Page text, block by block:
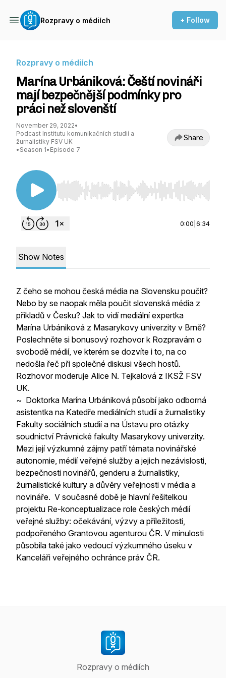
Rozpravy o médiích + Follow
Rozpravy o médiích
Marína Urbániková: Čeští novináři
mají bezpečnější podmínky pro
práci než slovenští
November 29, 2022•
Podcast Institutu komunikačních studií a
žurnalistiky FSV UK
• Season 1• Episode 7
Share
Use Left/Right to seek, Home/End to jump to
0:00 6:34
Show Notes
Z čeho se mohou česká média na Slovensku poučit?
Nebo by se naopak měla poučit slovenská média z
příkladů v Česku? Jak to vidí mediální expertka
Marína Urbániková z Masarykovy univerzity v Brně?
Poslechněte si bonusový rozhovor k Rozpravám o
svobodě médií, ve kterém se dozvíte i to, na co
nedošla řeč při společné diskusi všech hostů.
Rozhovor moderuje Alice N. Tejkalová z IKSŽ FSV
UK.
~ Doktorka Marína Urbániková působí jako odborná
asistentka na Katedře mediálních studií a žurnalistiky
Fakulty sociálních studií a na Ústavu pro otázky
soudnictví Právnické fakulty Masarykovy univerzity.
Mezi její výzkumné zájmy patří témata novinářské
autonomie, médií veřejné služby a jejich nezávislosti,
bezpečnosti novinářů, genderu a žurnalistiky,
žurnalistické kultury a důvěry veřejnosti v média a
novináře. V současné době je hlavní řešitelkou
projektu Re-konceptualizace role českých médií
veřejné služby: očekávání, výzvy a příležitosti,
podpořeného Grantovou agenturou ČR. V minulosti
působila také jako vedoucí výzkumného úseku v
Kanceláři veřejného ochránce práv ČR.
Rozpravy o médiích